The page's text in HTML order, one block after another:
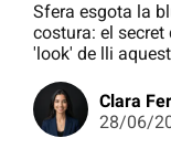
Sfera esgota la
costura: el secret
'look' de lli
Clara
28/06/